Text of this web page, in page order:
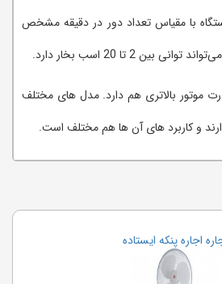
با مقیاس تعداد دور در دقیقه مشخص
2 تا 20 اسب بخار دارد.
موتور بالاتری هم دارد. مدل های مختلف
و کاربرد های آن ها هم مختلف است.
اجاره پنکه ایستاده